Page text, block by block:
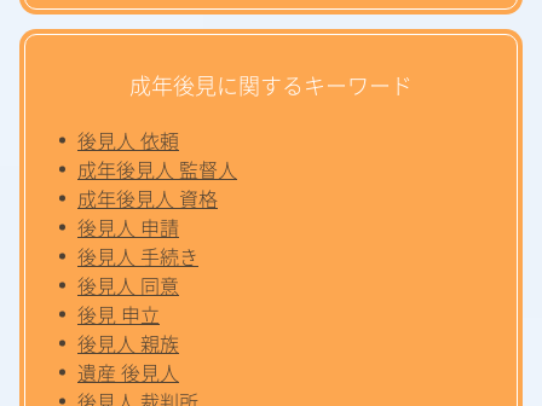
成年後見に関するキーワード
後見人 依頼
成年後見人 監督人
成年後見人 資格
後見人 申請
後見人 手続き
後見人 同意
後見 申立
後見人 親族
遺産 後見人